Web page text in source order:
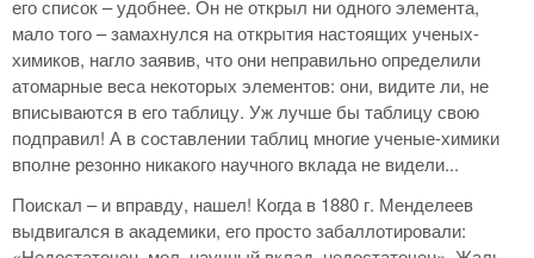
его список – удобнее. Он не открыл ни одного элемента,
мало того – замахнулся на открытия настоящих ученых-
химиков, нагло заявив, что они неправильно определили
атомарные веса некоторых элементов: они, видите ли, не
вписываются в его таблицу. Уж лучше бы таблицу свою
подправил! А в составлении таблиц многие ученые-химики
вполне резонно никакого научного вклада не видели...
Поискал – и вправду, нашел! Когда в 1880 г. Менделеев
выдвигался в академики, его просто забаллотировали: